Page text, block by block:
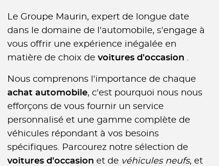
Le Groupe Maurin, expert de longue date
dans le domaine de l'automobile, s'engage à
vous offrir une expérience inégalée en
matière de choix de voitures d'occasion .
Nous comprenons l'importance de chaque
achat automobile, c'est pourquoi nous nous
efforçons de vous fournir un service
personnalisé et une gamme complète de
véhicules répondant à vos besoins
spécifiques. Parcourez notre sélection de
voitures d'occasion et de véhicules neufs, et